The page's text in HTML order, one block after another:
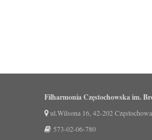
Filharmonia Częstochowska im.
ul.Wilsona 16, 42-202 Częstochowa
573-02-06-780